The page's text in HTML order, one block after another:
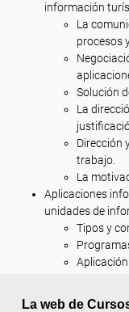
La web de
información
La
procesos
Solución
La
Dirección
trabajo.
La
Aplicaciones
unidades de
Tipos y
UF0049 : PROCESOS